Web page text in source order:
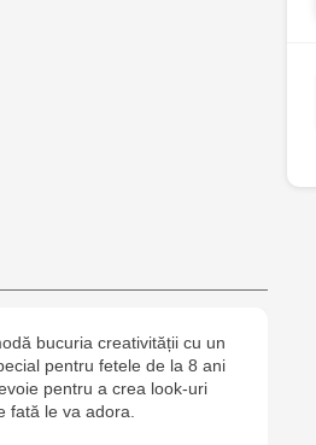
bucuria creativității cu un
pentru fetele de la 8 ani
pentru a crea look-uri
fată le va adora.